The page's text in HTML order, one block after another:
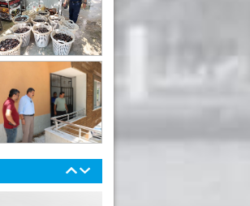
BOZULDU!